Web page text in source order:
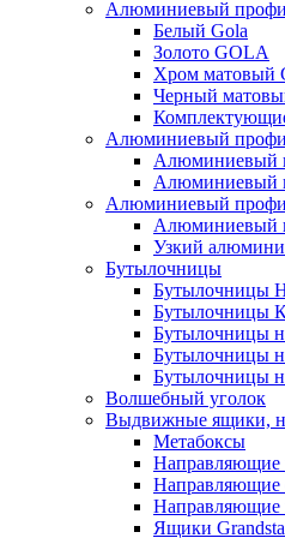
Алюминиевый
Белый Gola
Золото GOLA
Хром матовый
Черный
Алюминиевый
Алюминиевый
Алюминиевый
Алюминиевый
Алюминиевый
Узкий
Бутылочницы
Бутылочницы
Бутылочницы
Бутылочницы
Бутылочницы
Бутылочницы
Волшебный уголок
Выдвижные ящики,
Метабоксы
Направляющие
Направляющие
Направляющие
Ящики